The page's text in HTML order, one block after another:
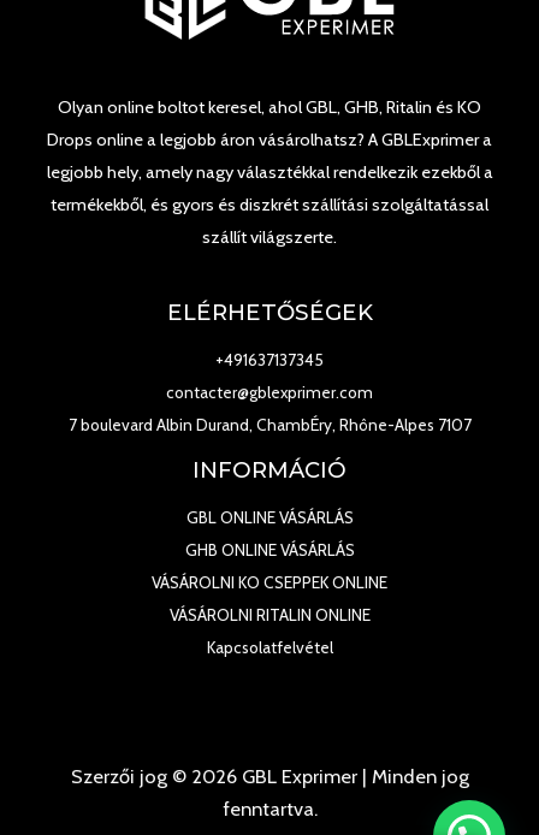
Olyan online boltot keresel, ahol GBL, GHB, Ritalin és KO
Drops online a legjobb áron vásárolhatsz? A GBLExprimer a
legjobb hely, amely nagy választékkal rendelkezik ezekből a
termékekből, és gyors és diszkrét szállítási szolgáltatással
szállít világszerte.
ELÉRHETŐSÉGEK
+491637137345
contacter@gblexprimer.com
7 boulevard Albin Durand, ChambÉry, Rhône-Alpes 7107
INFORMÁCIÓ
GBL ONLINE VÁSÁRLÁS
GHB ONLINE VÁSÁRLÁS
VÁSÁROLNI KO CSEPPEK ONLINE
VÁSÁROLNI RITALIN ONLINE
Kapcsolatfelvétel
Szerzői jog © 2026 GBL Exprimer | Minden jog
fenntartva.